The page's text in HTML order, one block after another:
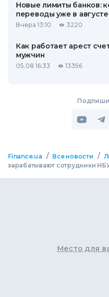
Новые лимиты банков:
переводы уже в августе
Вчера 13:10 3220
Как работает арест
мужчин
05.08 16:33 13356
Finance.ua / Все новости /
зарабатывают сотрудники
Место для